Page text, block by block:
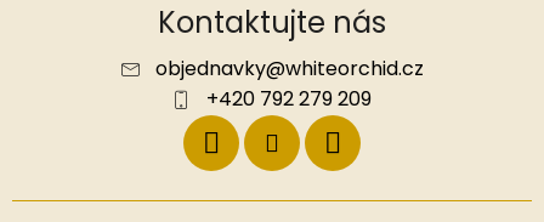
Kontaktujte nás
objednavky@whiteorchid.cz
+420 792 279 209